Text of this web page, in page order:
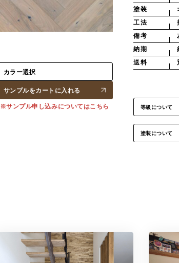
サンプルをカートに入れる
※サンプル申し込みについてはこちら
塗装
工法
備考
納期
送料
等級について
塗装について